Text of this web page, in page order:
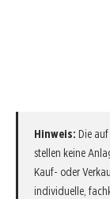
Hinweis: Die
stellen keine
Kauf- oder
individuelle,